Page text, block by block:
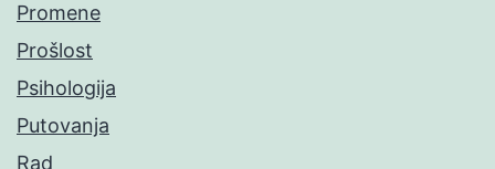
Promene
Prošlost
Psihologija
Putovanja
Rad